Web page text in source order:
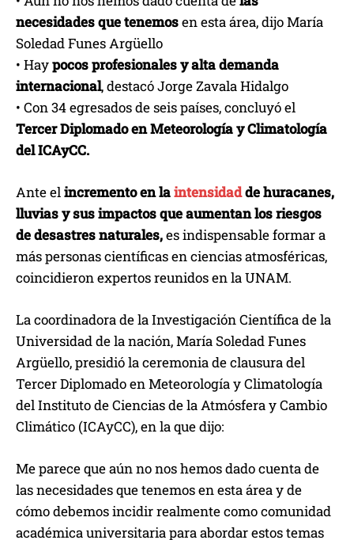
necesidades que tenemosen esta área, dijo María
Soledad Funes Argüello
• Haypocos profesionales y alta demanda
internacional, destacó Jorge Zavala Hidalgo
• Con 34 egresados de seis países, concluyó el
Tercer Diplomado en Meteorología y Climatología
del ICAyCC.
Ante elincremento en laintensidadde huracanes,
lluvias y sus impactos que aumentan los riesgos
de desastres naturales,es indispensable formar a
más personas científicas en ciencias atmosféricas,
coincidieron expertos reunidos en la UNAM.
La coordinadora de la Investigación Científica de la
Universidad de la nación, María Soledad Funes
Argüello, presidió la ceremonia de clausura del
Tercer Diplomado en Meteorología y Climatología
del Instituto de Ciencias de la Atmósfera y Cambio
Climático (ICAyCC), en la que dijo:
Me parece que aún no nos hemos dado cuenta de
las necesidades que tenemos en esta área y de
cómo debemos incidir realmente como comunidad
académica universitaria para abordar estos temas